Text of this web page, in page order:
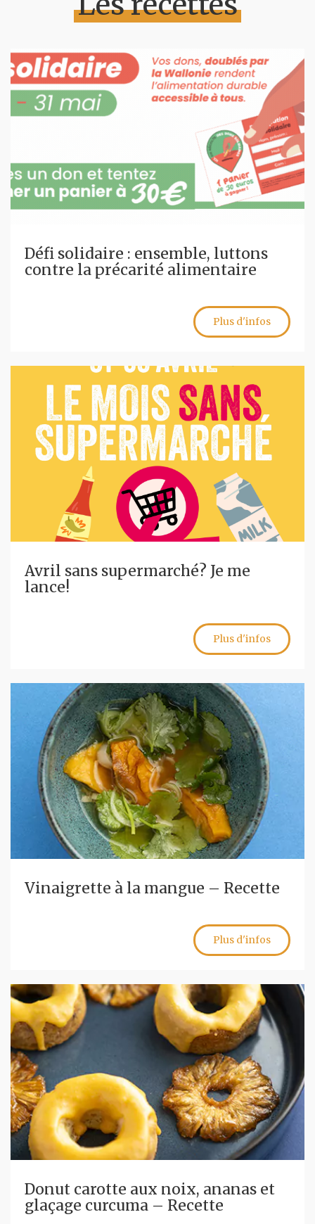
Défi solidaire : ensemble, luttons
contre la précarité alimentaire
Plus d'infos
Avril sans supermarché? Je me
lance!
Plus d'infos
Vinaigrette à la mangue – Recette
Plus d'infos
Donut carotte aux noix, ananas et
glaçage curcuma – Recette